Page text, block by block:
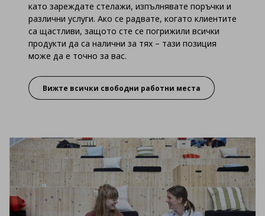
като зареждате стелажи, изпълнявате поръчки и
различни услуги. Ако се радвате, когато клиентите
са щастливи, защото сте се погрижили всички
продукти да са налични за тях – тази позиция
може да е точно за вас.
Вижте всички свободни работни места